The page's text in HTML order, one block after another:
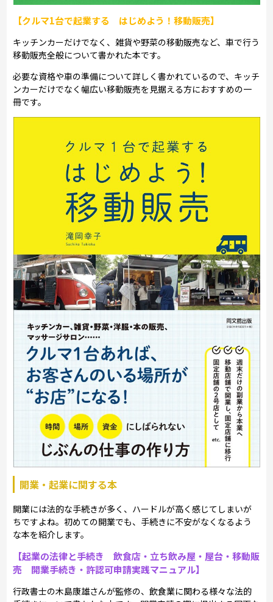
【クルマ1台で起業する はじめよう！移動販売】
キッチンカーだけでなく、雑貨や野菜の移動販売など、車で行う
移動販売全般について書かれた本です。
必要な資格や車の準備について詳しく書かれているので、キッチ
ンカーだけでなく幅広い移動販売を見据える方におすすめの一
冊です。
開業・起業に関する本
開業には法的な手続きが多く、ハードルが高く感じてしまいが
ちですよね。初めての開業でも、手続きに不安がなくなるよう
な本を紹介します。
【起業の法律と手続き 飲食店・立ち飲み屋・屋台・移動販
売 開業手続き・許認可申請実践マニュアル】
行政書士の木島康雄さんが監修の、飲食業に関わる様々な法的